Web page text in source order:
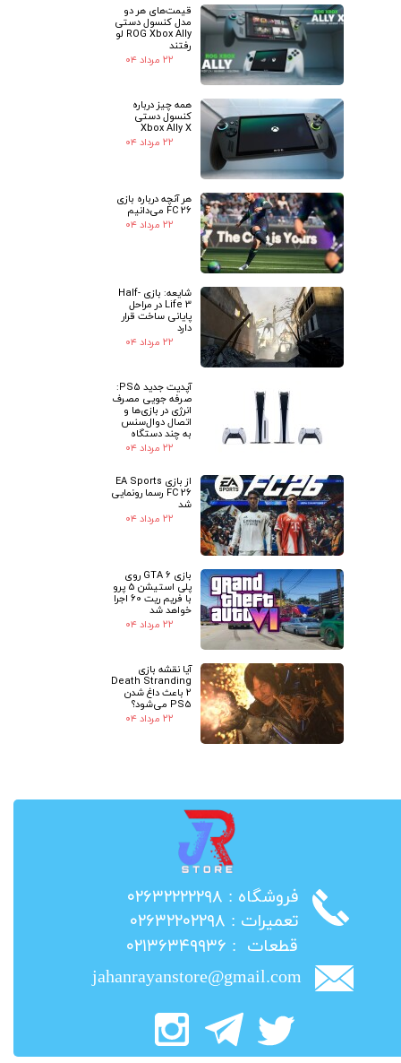
★ قیمت‌های هر دو
مدل کنسول دستی
ROG Xbox Ally لو
رفتند
۲۲ مرداد ۰۴
همه چیز درباره
کنسول دستی
Xbox Ally X
۲۲ مرداد ۰۴
هر آنچه درباره بازی
FC 26 می‌دانیم
۲۲ مرداد ۰۴
شایعه: بازی Half-
Life 3 در مراحل
پایانی ساخت قرار
دارد
۲۲ مرداد ۰۴
آپدیت جدید PS5:
صرفه جویی مصرف
انرژی در بازی‌ها و
اتصال دوال‌سنس
به چند دستگاه
۲۲ مرداد ۰۴
از بازی EA Sports
FC 26 رسما رونمایی
شد
۲۲ مرداد ۰۴
بازی GTA 6 روی
پلی استیشن 5 پرو
با فریم ریت 60 اجرا
خواهد شد
۲۲ مرداد ۰۴
آیا نقشه بازی
Death Stranding
2 باعث داغ شدن
PS5 می‌شود؟
۲۲ مرداد ۰۴
​فروشگاه : ۰۲۶۳۲۲۲۲۲۹۸
​تعمیرات : ۰۲۶۳۲۲۰۲۲۹۸
​قطعات : ۰۲۱۳۶۳۴۹۹۳۶
jahanrayanstore@gmail.com